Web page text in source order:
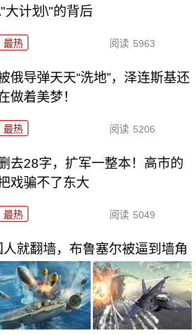
大计划\"的背后
最热 阅读 5963
俄导弹天天“洗地”，泽连斯基还
做着美梦！
最热 阅读 5206
去28字，扩军一整本！高市的
戏骗不了东大
最热 阅读 5049
就翻墙，布鲁塞尔被逼到墙角